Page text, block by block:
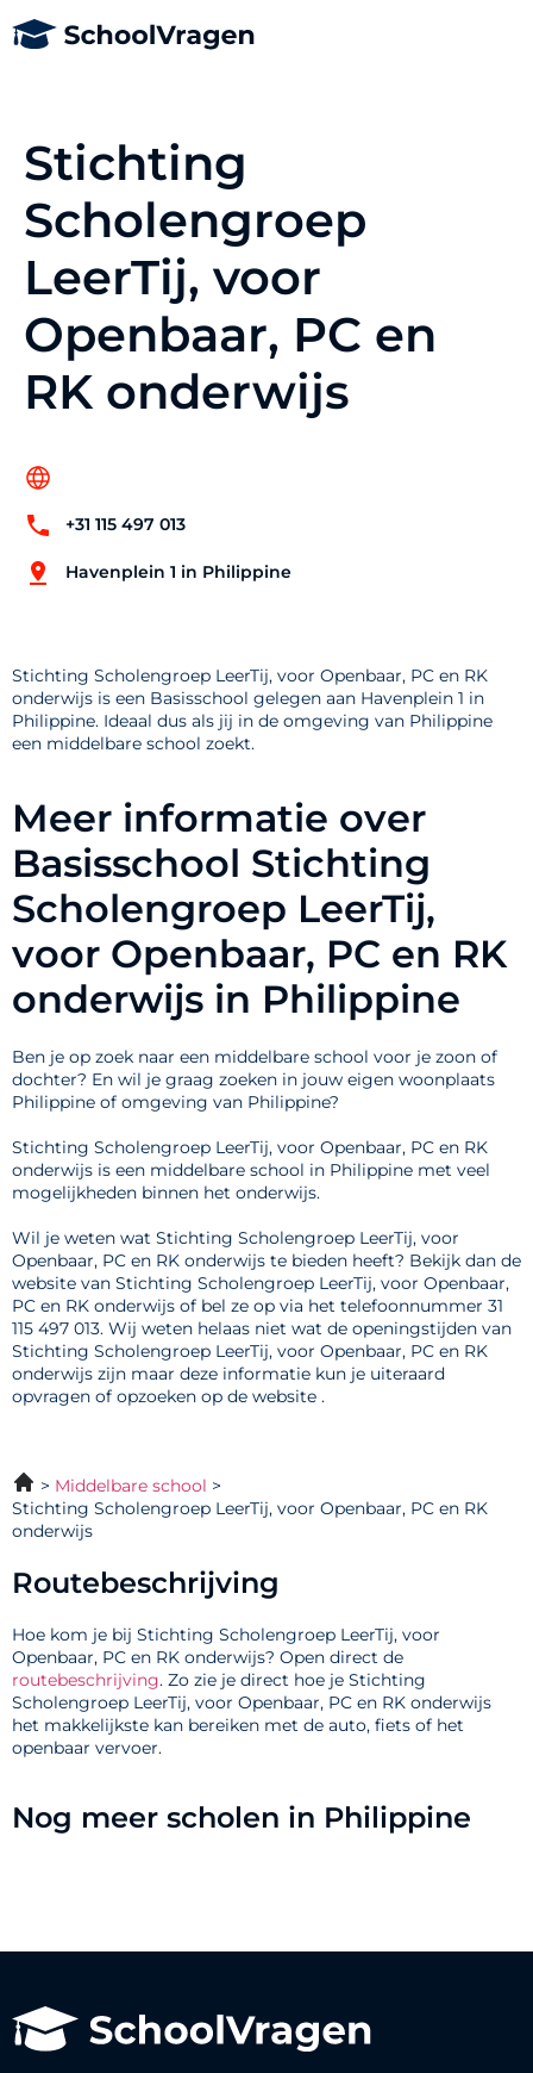
Stichting
Scholengroep
LeerTij, voor
Openbaar, PC en
RK onderwijs
+31 115 497 013
Havenplein 1 in Philippine
Stichting Scholengroep LeerTij, voor Openbaar, PC en RK
onderwijs is een Basisschool gelegen aan Havenplein 1 in
Philippine. Ideaal dus als jij in de omgeving van Philippine
een middelbare school zoekt.
Meer informatie over
Basisschool Stichting
Scholengroep LeerTij,
voor Openbaar, PC en RK
onderwijs in Philippine
Ben je op zoek naar een middelbare school voor je zoon of
dochter? En wil je graag zoeken in jouw eigen woonplaats
Philippine of omgeving van Philippine?
Stichting Scholengroep LeerTij, voor Openbaar, PC en RK
onderwijs is een middelbare school in Philippine met veel
mogelijkheden binnen het onderwijs.
Wil je weten wat Stichting Scholengroep LeerTij, voor
Openbaar, PC en RK onderwijs te bieden heeft? Bekijk dan de
website van Stichting Scholengroep LeerTij, voor Openbaar,
PC en RK onderwijs of bel ze op via het telefoonnummer 31
115 497 013. Wij weten helaas niet wat de openingstijden van
Stichting Scholengroep LeerTij, voor Openbaar, PC en RK
onderwijs zijn maar deze informatie kun je uiteraard
opvragen of opzoeken op de website .
Middelbare school
Stichting Scholengroep LeerTij, voor Openbaar, PC en RK
onderwijs
Routebeschrijving
Hoe kom je bij Stichting Scholengroep LeerTij, voor
Openbaar, PC en RK onderwijs? Open direct de
routebeschrijving. Zo zie je direct hoe je Stichting
Scholengroep LeerTij, voor Openbaar, PC en RK onderwijs
het makkelijkste kan bereiken met de auto, fiets of het
openbaar vervoer.
Nog meer scholen in Philippine